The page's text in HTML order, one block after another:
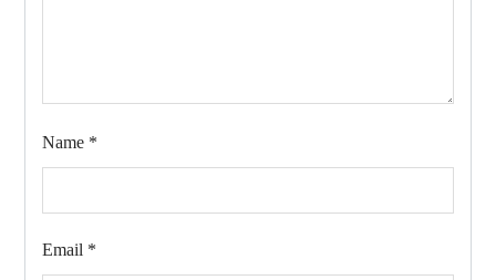
Name *
Email *